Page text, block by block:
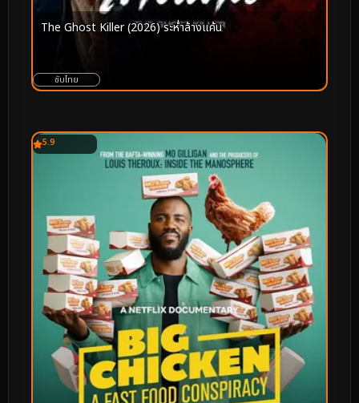
The Ghost Killer (2026) ระห่ำล้างแค้น
ซับไทย
5.9